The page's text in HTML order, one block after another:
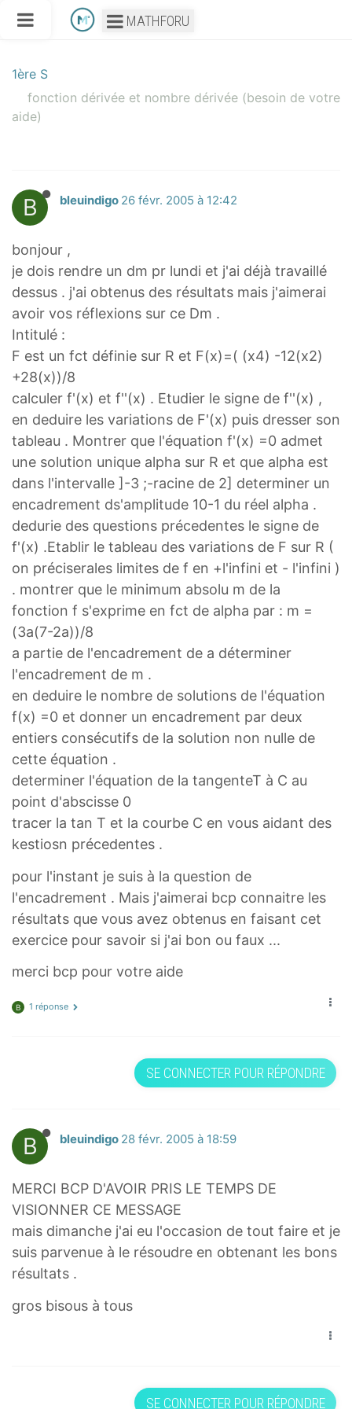
MATHFORU
1ère S
fonction dérivée et nombre dérivée (besoin de votre
aide)
B bleuindigo 26 févr. 2005 à 12:42
bonjour ,
je dois rendre un dm pr lundi et j'ai déjà travaillé
dessus . j'ai obtenus des résultats mais j'aimerai
avoir vos réflexions sur ce Dm .
Intitulé :
F est un fct définie sur R et F(x)=( (x4) -12(x2)
+28(x))/8
calculer f'(x) et f''(x) . Etudier le signe de f''(x) ,
en deduire les variations de F'(x) puis dresser son
tableau . Montrer que l'équation f'(x) =0 admet
une solution unique alpha sur R et que alpha est
dans l'intervalle ]-3 ;-racine de 2] determiner un
encadrement ds'amplitude 10-1 du réel alpha .
dedurie des questions précedentes le signe de
f'(x) .Etablir le tableau des variations de F sur R (
on préciserales limites de f en +l'infini et - l'infini )
. montrer que le minimum absolu m de la
fonction f s'exprime en fct de alpha par : m =
(3a(7-2a))/8
a partie de l'encadrement de a déterminer
l'encadrement de m .
en deduire le nombre de solutions de l'équation
f(x) =0 et donner un encadrement par deux
entiers consécutifs de la solution non nulle de
cette équation .
determiner l'équation de la tangenteT à C au
point d'abscisse 0
tracer la tan T et la courbe C en vous aidant des
kestiosn précedentes .
pour l'instant je suis à la question de
l'encadrement . Mais j'aimerai bcp connaitre les
résultats que vous avez obtenus en faisant cet
exercice pour savoir si j'ai bon ou faux ...
merci bcp pour votre aide
B 1 réponse
SE CONNECTER POUR RÉPONDRE
B bleuindigo 28 févr. 2005 à 18:59
MERCI BCP D'AVOIR PRIS LE TEMPS DE
VISIONNER CE MESSAGE
mais dimanche j'ai eu l'occasion de tout faire et je
suis parvenue à le résoudre en obtenant les bons
résultats .
gros bisous à tous
SE CONNECTER POUR RÉPONDRE